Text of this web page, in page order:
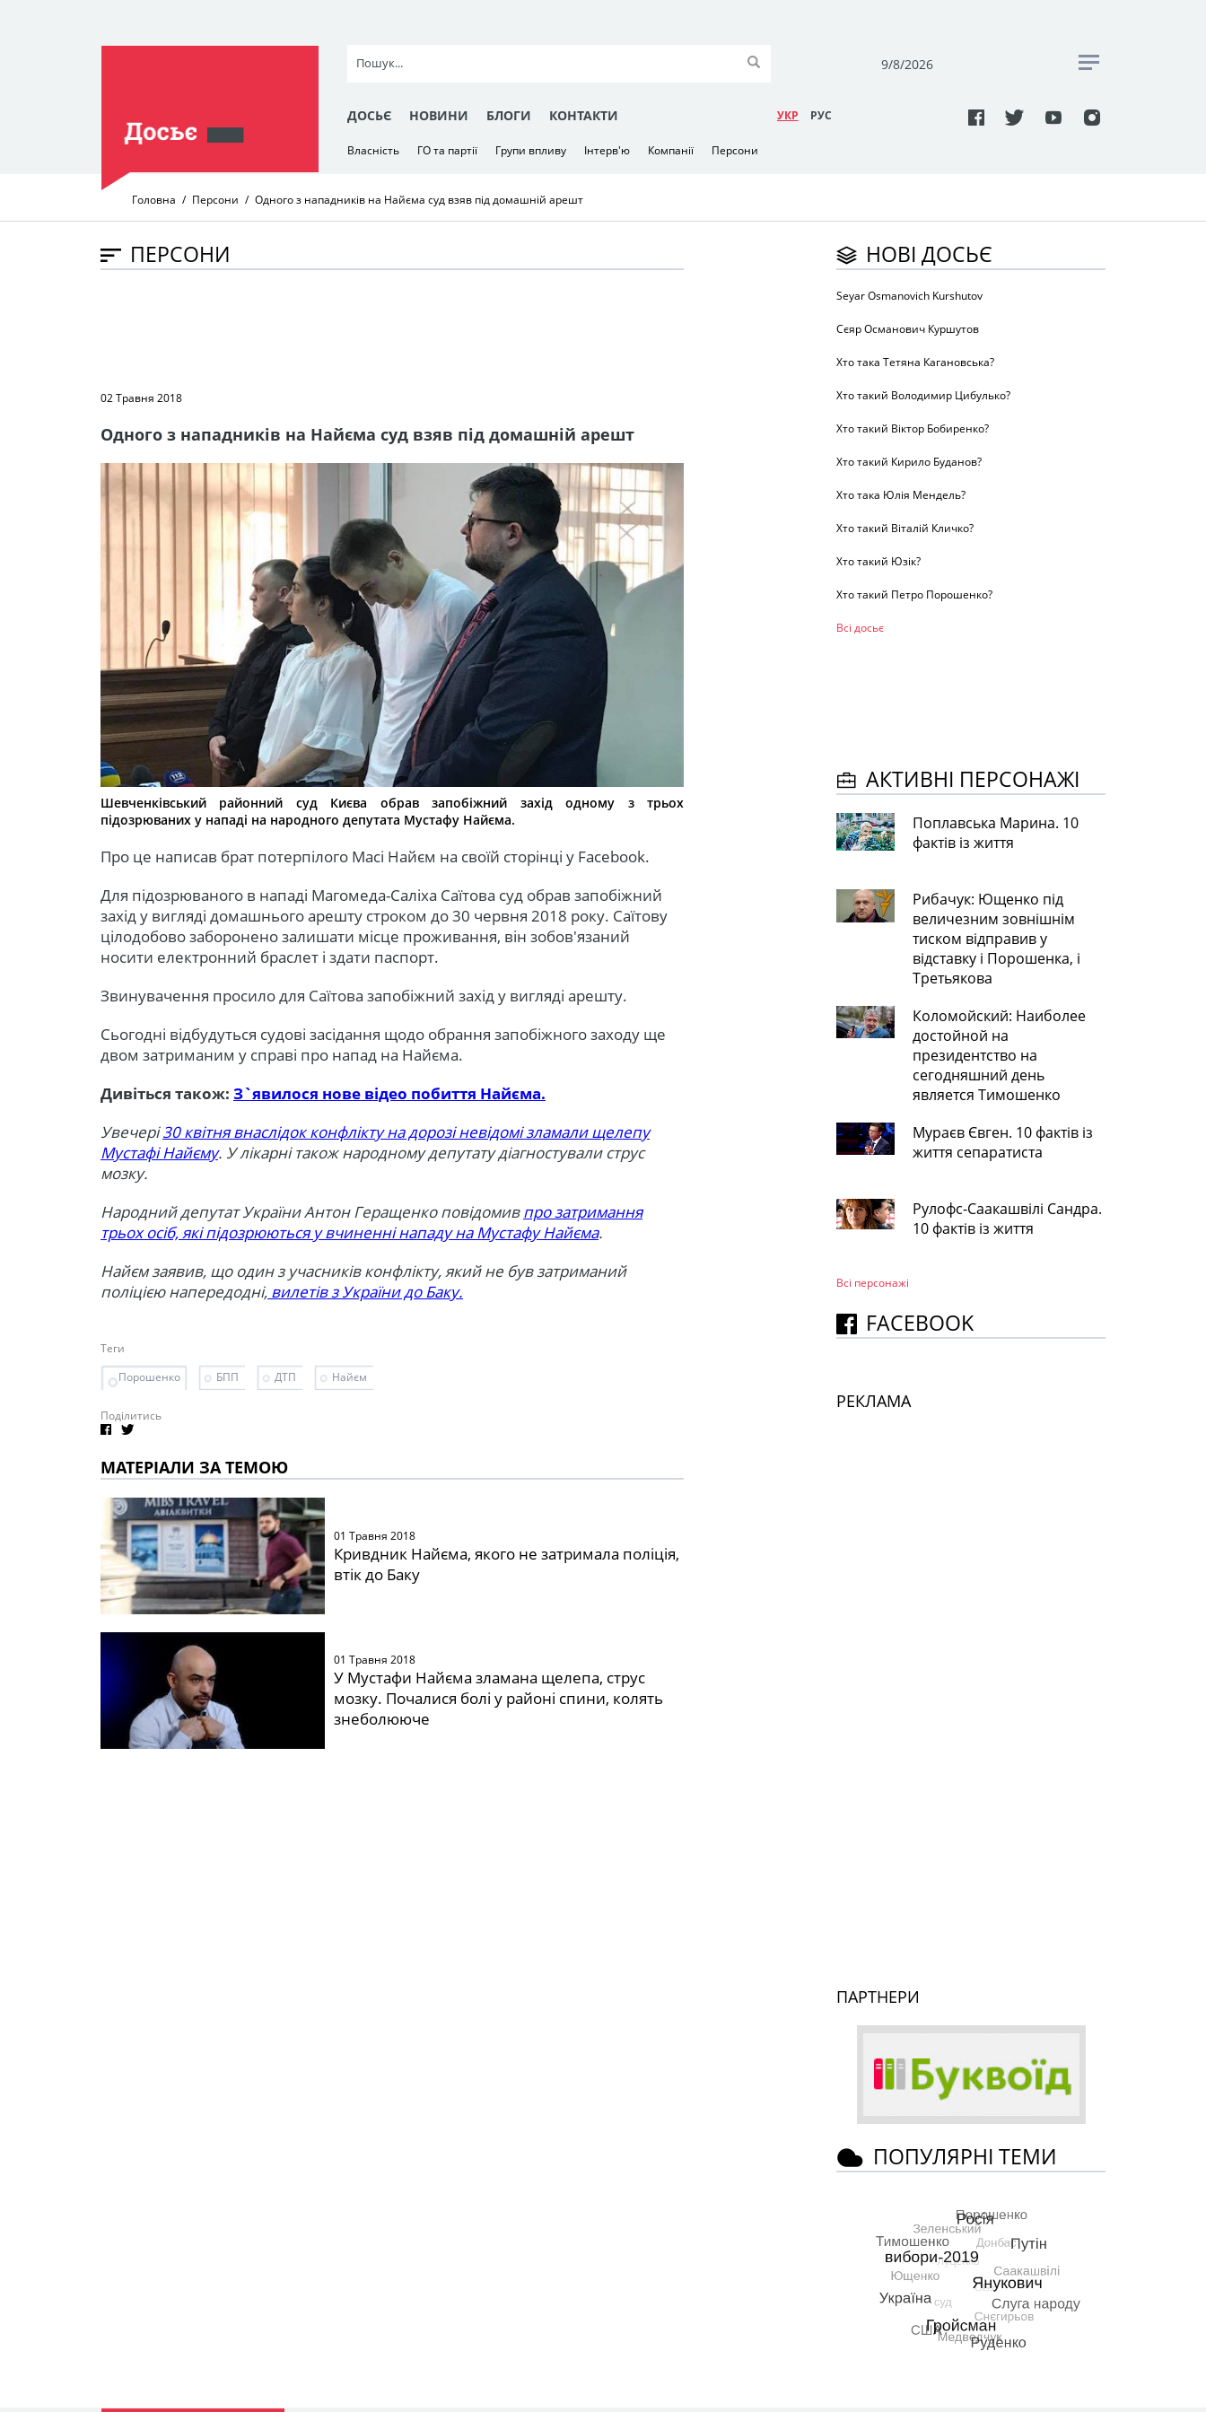
9/8/2026
ДОСЬЄ НОВИНИ БЛОГИ КОНТАКТИ УКР РУC
Власність ГО та партії Групи впливу Інтерв'ю Компанії Персони
Головна Персони Одного з нападників на Найєма суд взяв під домашній арешт
ПЕРСОНИ
02 Травня 2018
Одного з нападників на Найєма суд взяв під домашній арешт
Шевченківський районний суд Києва обрав запобіжний захід одному з трьох
підозрюваних у нападі на народного депутата Мустафу Найєма.
Про це написав брат потерпілого Масі Найєм на своїй сторінці у Facebook.
Для підозрюваного в нападі Магомеда-Саліха Саїтова суд обрав запобіжний
захід у вигляді домашнього арешту строком до 30 червня 2018 року. Саїтову
цілодобово заборонено залишати місце проживання, він зобов'язаний
носити електронний браслет і здати паспорт.
Звинувачення просило для Саїтова запобіжний захід у вигляді арешту.
Сьогодні відбудуться судові засідання щодо обрання запобіжного заходу ще
двом затриманим у справі про напад на Найєма.
Дивіться також: З`явилося нове відео побиття Найєма.
Увечері30 квітня внаслідок конфлікту на дорозі невідомі зламали щелепу
Мустафі Найєму. У лікарні також народному депутату діагностували струс
мозку.
Народний депутат України Антон Геращенко повідомивпро затримання
трьох осіб, які підозрюються у вчиненні нападу на Мустафу Найєма.
Найєм заявив, що один з учасників конфлікту, який не був затриманий
поліцією напередодні, вилетів з України до Баку.
Теги
Порошенко
БПП ДТП Найєм
Поділитись
МАТЕРІАЛИ ЗА ТЕМОЮ
01 Травня 2018
Кривдник Найєма, якого не затримала поліція,
втік до Баку
01 Травня 2018
У Мустафи Найєма зламана щелепа, струс
мозку. Почалися болі у районі спини, колять
знеболююче
НОВІ ДОСЬЄ
Seyar Osmanovich Kurshutov
Сєяр Османович Куршутов
Хто така Тетяна Кагановська?
Хто такий Володимир Цибулько?
Хто такий Віктор Бобиренко?
Хто такий Кирило Буданов?
Хто така Юлія Мендель?
Хто такий Віталій Кличко?
Хто такий Юзік?
Хто такий Петро Порошенко?
Всі досьє
АКТИВНІ ПЕРСОНАЖІ
Поплавська Марина. 10
фактів із життя
Рибачук: Ющенко під
величезним зовнішнім
тиском відправив у
відставку і Порошенка, і
Третьякова
Коломойский: Наиболее
достойной на
президентство на
сегодняшний день
является Тимошенко
Мураєв Євген. 10 фактів із
життя сепаратиста
Рулофс-Саакашвілі Сандра.
10 фактів із життя
Всі персонажi
FACEBOOK
РЕКЛАМА
ПАРТНЕРИ
ПОПУЛЯРНІ ТЕМИ